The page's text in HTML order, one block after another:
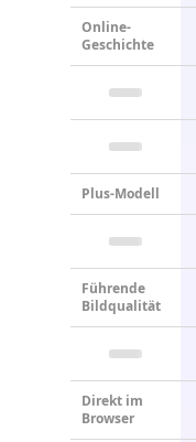
Online-
Geschichte
Plus-Modell
Führende
Bildqualität
Direkt im
Browser